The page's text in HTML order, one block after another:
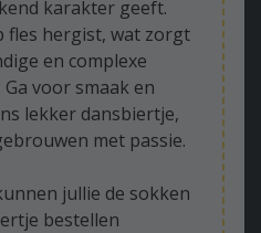
karakter geeft.
fles hergist, wat zorgt
en complexe
voor smaak en
lekker dansbiertje,
met passie.
jullie de sokken
bestellen